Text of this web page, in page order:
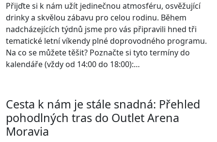
Přijďte si k nám užít jedinečnou atmosféru, osvěžující
drinky a skvělou zábavu pro celou rodinu. Během
nadcházejících týdnů jsme pro vás připravili hned tři
tematické letní víkendy plné doprovodného programu.
Na co se můžete těšit? Poznačte si tyto termíny do
kalendáře (vždy od 14:00 do 18:00):…
Cesta k nám je stále snadná: Přehled
pohodlných tras do Outlet Arena
Moravia